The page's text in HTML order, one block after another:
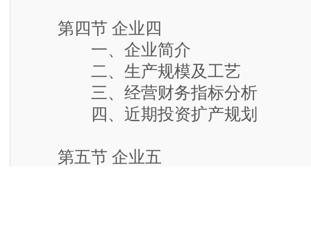
第四节 企业四
一、企业简介
二、生产规模及工艺
三、经营财务指标分析
四、近期投资扩产规划
第五节 企业五